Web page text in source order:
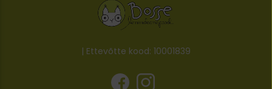
| Ettevõtte kood: 10001839